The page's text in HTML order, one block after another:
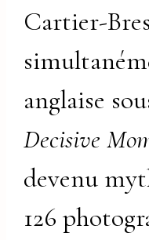
Cartier-
anglaise
Decisive
devenu
126